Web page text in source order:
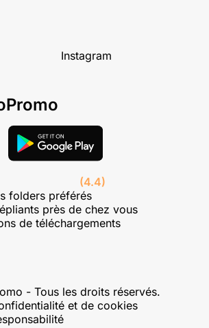
Instagram
(4.4)
folders préférés
près de chez vous
de téléchargements
- Tous les droits réservés.
et de cookies